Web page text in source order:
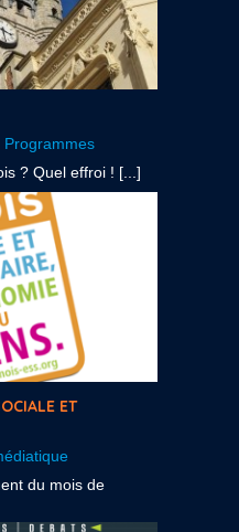
Programmes
? Quel effroi ! [...]
ET
du mois de